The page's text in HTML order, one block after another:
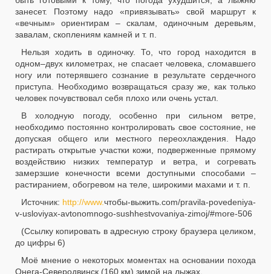
занесет. Поэтому надо «привязывать» свой маршрут к
«вечным» ориентирам – скалам, одиночным деревьям,
завалам, скоплениям камней и т. п.
Нельзя ходить в одиночку. То, что город находится в
одном–двух километрах, не спасает человека, сломавшего
ногу или потерявшего сознание в результате сердечного
приступа. Необходимо возвращаться сразу же, как только
человек почувствовал себя плохо или очень устал.
В холодную погоду, особенно при сильном ветре,
необходимо постоянно контролировать свое состояние, не
допуская общего или местного переохлаждения. Надо
растирать открытые участки кожи, подверженные прямому
воздействию низких температур и ветра, и согревать
замерзшие конечности всеми доступными способами –
растиранием, обогревом на теле, широкими махами и т. п.
Источник: http://www.чтобы-выжить.com/pravila-povedeniya-
v-usloviyax-avtonomnogo-sushhestvovaniya-zimoj/#more-506
(Ссылку копировать в адресную строку браузера целиком,
до цифры 6)
Моё мнение о некоторых моментах на основании похода
Онега-Северодвинск (160 км) зимой на лыжах.